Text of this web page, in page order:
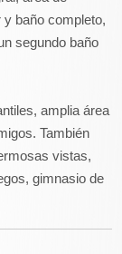
baño completo,
segundo baño
amplia área
También
vistas,
gimnasio de